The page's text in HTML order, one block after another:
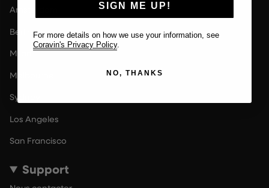
Amsterdam
Berlin
Milan
Melbourne
Sydney
Los Angeles
San Francisco
Support
SIGN ME UP!
For more details on how we use your information, see
Coravin's Privacy Policy.
NO, THANKS